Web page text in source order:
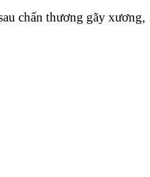
chấn thương gãy xương,